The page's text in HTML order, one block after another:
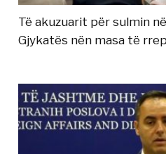
Të akuzuarit për sulmin
Gjykatës nën masa të